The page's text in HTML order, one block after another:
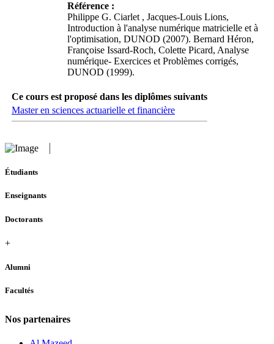
Référence :
Philippe G. Ciarlet , Jacques-Louis Lions,
Introduction à l'analyse numérique matricielle et à
l'optimisation, DUNOD (2007). Bernard Héron,
Françoise Issard-Roch, Colette Picard, Analyse
numérique- Exercices et Problèmes corrigés,
DUNOD (1999).
Ce cours est proposé dans les diplômes suivants
Master en sciences actuarielle et financière
Étudiants
Enseignants
Doctorants
+
Alumni
Facultés
Nos partenaires